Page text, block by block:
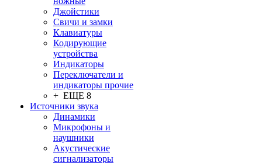
Джойстики
Свичи и замки
Клавиатуры
Кодирующие
устройства
Индикаторы
Переключатели и
индикаторы прочие
+ ЕЩЕ 8
Источники звука
Динамики
Микрофоны и
наушники
Акустические
сигнализаторы